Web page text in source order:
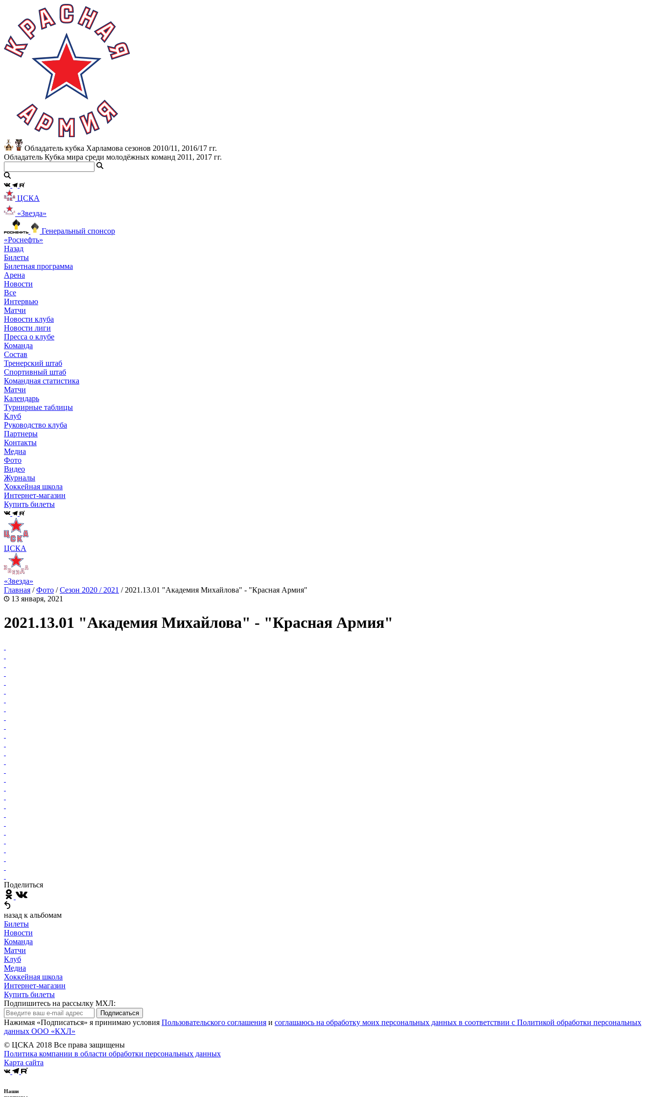
Обладатель кубка Харламова сезонов 2010/11, 2016/17 гг.
Обладатель Кубка мира среди молодёжных команд 2011, 2017 гг.
ЦСКА
«Звезда»
Генеральный спонсор
«Роснефть»
Назад
Билеты
Билетная программа
Арена
Новости
Все
Интервью
Матчи
Новости клуба
Новости лиги
Пресса о клубе
Команда
Состав
Тренерский штаб
Спортивный штаб
Командная статистика
Матчи
Календарь
Турнирные таблицы
Клуб
Руководство клуба
Партнеры
Контакты
Медиа
Фото
Видео
Журналы
Хоккейная школа
Интернет-магазин
Купить билеты
ЦСКА
«Звезда»
Главная /Фото /Сезон 2020 / 2021 / 2021.13.01 "Академия Михайлова" - "Красная Армия"
13 января, 2021
2021.13.01 "Академия Михайлова" - "Красная Армия"
Поделиться
назад к альбомам
Билеты
Новости
Команда
Матчи
Клуб
Медиа
Хоккейная школа
Интернет-магазин
Купить билеты
Подпишитесь на рассылку МХЛ:
Подписаться
Нажимая «Подписаться» я принимаю условия Пользовательского соглашения и соглашаюсь на обработку моих персональных данных в соответствии с Политикой обработки персональных
данных ООО «КХЛ»
© ЦСКА 2018 Все права защищены
Политика компании в области обработки персональных данных
Карта сайта
Наши